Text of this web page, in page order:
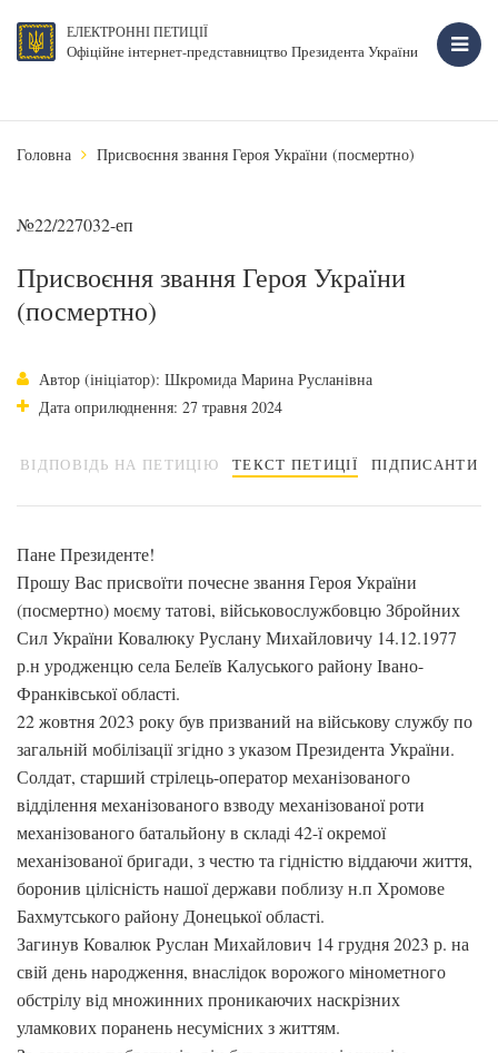
ЕЛЕКТРОННІ ПЕТИЦІЇ
Офіційне інтернет-представництво Президента України
Головна Присвоєння звання Героя України (посмертно)
№22/227032-еп
Присвоєння звання Героя України
(посмертно)
Автор (ініціатор): Шкромида Марина Русланівна
Дата оприлюднення: 27 травня 2024
ВІДПОВІДЬ НА ПЕТИЦІЮ ТЕКСТ ПЕТИЦІЇ ПІДПИСАНТИ
Пане Президенте!
Прошу Вас присвоїти почесне звання Героя України
(посмертно) моєму татові, військовослужбовцю Збройних
Сил України Ковалюку Руслану Михайловичу 14.12.1977
р.н уродженцю села Белеїв Калуського району Івано-
Франківської області.
22 жовтня 2023 року був призваний на військову службу по
загальній мобілізації згідно з указом Президента України.
Солдат, старший стрілець-оператор механізованого
відділення механізованого взводу механізованої роти
механізованого батальйону в складі 42-ї окремої
механізованої бригади, з честю та гідністю віддаючи життя,
боронив цілісність нашої держави поблизу н.п Хромове
Бахмутського району Донецької області.
Загинув Ковалюк Руслан Михайлович 14 грудня 2023 р. на
свій день народження, внаслідок ворожого мінометного
обстрілу від множинних проникаючих наскрізних
уламкових поранень несумісних з життям.